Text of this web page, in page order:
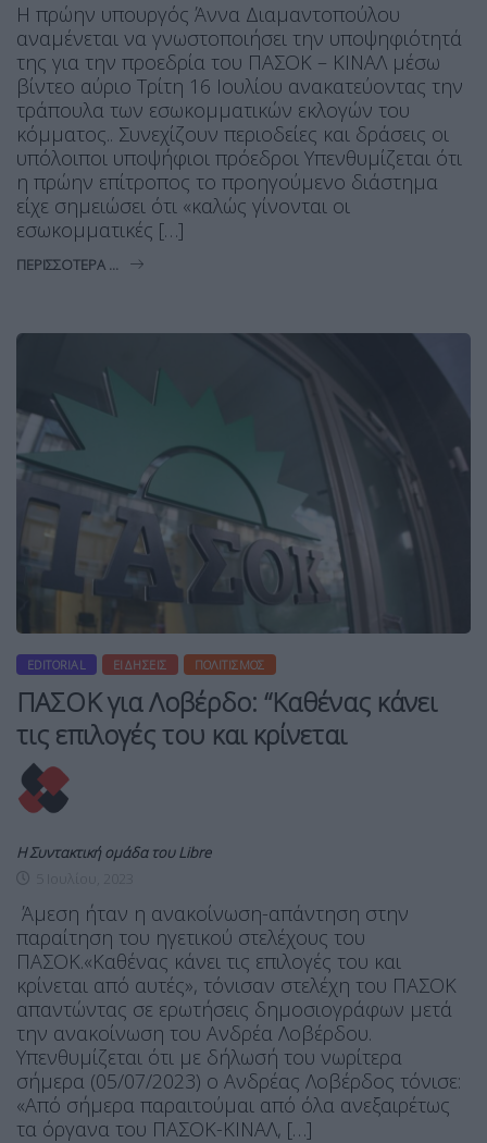
Η πρώην υπουργός Άννα Διαμαντοπούλου
αναμένεται να γνωστοποιήσει την υποψηφιότητά
της για την προεδρία του ΠΑΣΟΚ – ΚΙΝΑΛ μέσω
βίντεο αύριο Τρίτη 16 Ιουλίου ανακατεύοντας την
τράπουλα των εσωκομματικών εκλογών του
κόμματος.. Συνεχίζουν περιοδείες και δράσεις οι
υπόλοιποι υποψήφιοι πρόεδροι Υπενθυμίζεται ότι
η πρώην επίτροπος το προηγούμενο διάστημα
είχε σημειώσει ότι «καλώς γίνονται οι
εσωκομματικές […]
ΠΕΡΙΣΣΌΤΕΡΑ ...
EDITORIAL ΕΙΔΉΣΕΙΣ ΠΟΛΙΤΙΣΜΌΣ
ΠΑΣΟΚ για Λοβέρδο: “Καθένας κάνει
τις επιλογές του και κρίνεται
Η Συντακτική ομάδα του Libre
Άμεση ήταν η ανακοίνωση-απάντηση στην
παραίτηση του ηγετικού στελέχους του
ΠΑΣΟΚ.«Καθένας κάνει τις επιλογές του και
κρίνεται από αυτές», τόνισαν στελέχη του ΠΑΣΟΚ
απαντώντας σε ερωτήσεις δημοσιογράφων μετά
την ανακοίνωση του Ανδρέα Λοβέρδου.
Υπενθυμίζεται ότι με δήλωσή του νωρίτερα
σήμερα (05/07/2023) ο Ανδρέας Λοβέρδος τόνισε:
«Από σήμερα παραιτούμαι από όλα ανεξαιρέτως
τα όργανα του ΠΑΣΟΚ-ΚΙΝΑΛ, […]